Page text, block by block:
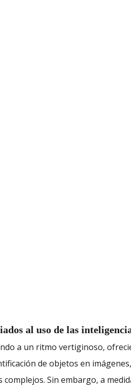
al uso de las
a un ritmo vertiginoso,
de objetos en
Sin embargo, a